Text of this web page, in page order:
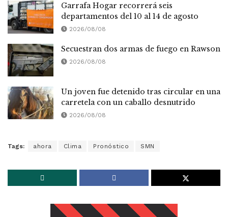
Garrafa Hogar recorrerá seis
departamentos del 10 al 14 de agosto
2026/08/08
Secuestran dos armas de fuego en Rawson
2026/08/08
Un joven fue detenido tras circular en una
carretela con un caballo desnutrido
2026/08/08
Tags: ahora Clima Pronóstico SMN